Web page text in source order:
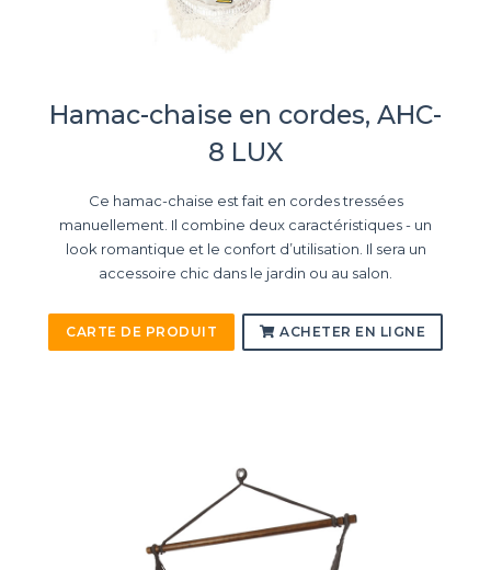
Hamac-chaise en cordes, AHC-
8 LUX
Ce hamac-chaise est fait en cordes tressées
manuellement. Il combine deux caractéristiques - un
look romantique et le confort d’utilisation. Il sera un
accessoire chic dans le jardin ou au salon.
CARTE DE PRODUIT ACHETER EN LIGNE